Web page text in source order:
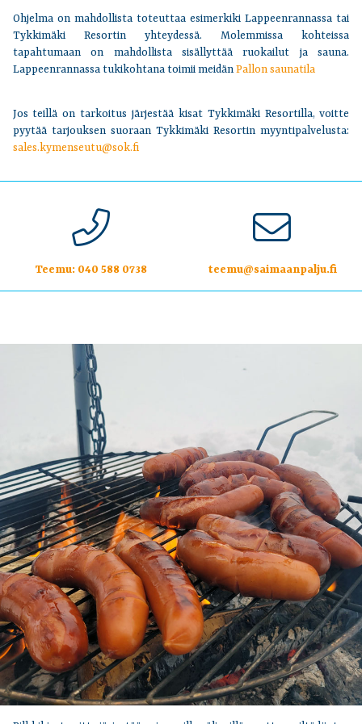
Ohjelma on mahdollista toteuttaa esimerkiki Lappeenrannassa tai
Tykkimäki Resortin yhteydessä. Molemmissa kohteissa
tapahtumaan on mahdollista sisällyttää ruokailut ja sauna.
Lappeenrannassa tukikohtana toimii meidän Pallon saunatila
Jos teillä on tarkoitus järjestää kisat Tykkimäki Resortilla, voitte
pyytää tarjouksen suoraan Tykkimäki Resortin myyntipalvelusta:
sales.kymenseutu@sok.fi
Teemu: 040 588 0738 teemu@saimaanpalju.fi